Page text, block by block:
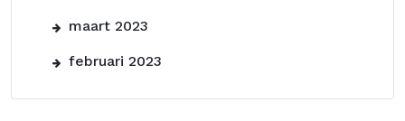
maart 2023
februari 2023